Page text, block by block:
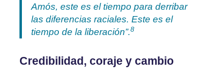
Amós, este es el tiempo para derribar
las diferencias raciales. Este es el
tiempo de la liberación”.8
Credibilidad, coraje y cambio